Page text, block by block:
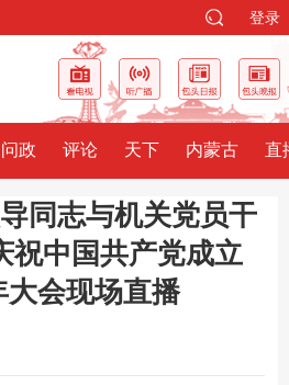
登录
问政 评论 天下 内蒙古 直
同志与机关党员干
祝中国共产党成立
大会现场直播